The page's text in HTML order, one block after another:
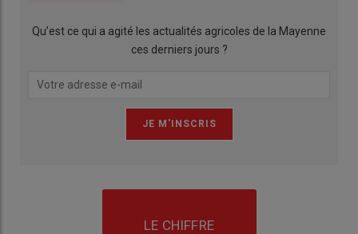
Qu’est ce qui a agité les actualités agricoles de la Mayenne
ces derniers jours ?
LE CHIFFRE